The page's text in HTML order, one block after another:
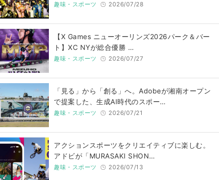
趣味・スポーツ 2026/07/28
【X Games ニューオーリンズ2026パーク＆バー
ト】XC NYが総合優勝 …
趣味・スポーツ 2026/07/27
「見る」から「創る」へ。Adobeが湘南オープン
で提案した、生成AI時代のスポー…
趣味・スポーツ 2026/07/21
アクションスポーツをクリエイティブに楽しむ。
アドビが「MURASAKI SHON…
趣味・スポーツ 2026/07/13